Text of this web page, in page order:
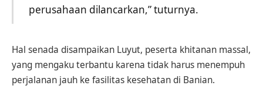
perusahaan dilancarkan,” tuturnya.
Hal senada disampaikan Luyut, peserta khitanan massal,
yang mengaku terbantu karena tidak harus menempuh
perjalanan jauh ke fasilitas kesehatan di Banian.